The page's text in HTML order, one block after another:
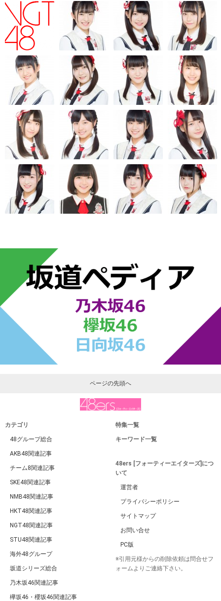
ページの先頭へ
カテゴリ
48グループ総合
AKB48関連記事
チーム8関連記事
SKE48関連記事
NMB48関連記事
HKT48関連記事
NGT48関連記事
STU48関連記事
海外48グループ
坂道シリーズ総合
乃木坂46関連記事
欅坂46・櫻坂46関連記事
特集一覧
キーワード一覧
48ers [フォーティーエイターズ]につ
いて
運営者
プライバシーポリシー
サイトマップ
お問い合せ
PC版
※引用元様からの削除依頼は問合せフ
ォームよりご連絡下さい。